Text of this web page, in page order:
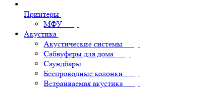
Принтеры
МФУ
Акустика
Акустические системы
Сабвуферы для дома
Саундбары
Беспроводные колонки
Встраиваемая акустика